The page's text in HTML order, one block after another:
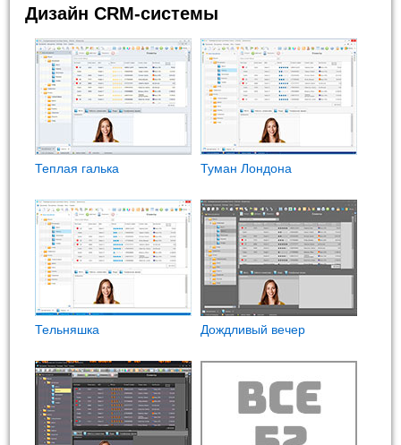
Дизайн CRM-системы
Теплая галька Туман Лондона
Тельняшка Дождливый вечер